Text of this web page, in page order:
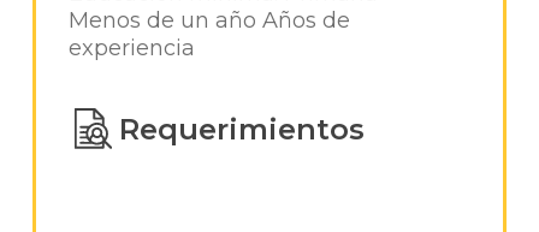
Menos de un año Años de
experiencia
Requerimientos